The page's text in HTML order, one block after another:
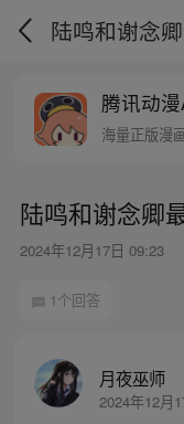
腾讯动
海量正版漫
陆鸣和谢念卿
2024年12月17日 09:23
1个回答
月夜巫师
2024年12月